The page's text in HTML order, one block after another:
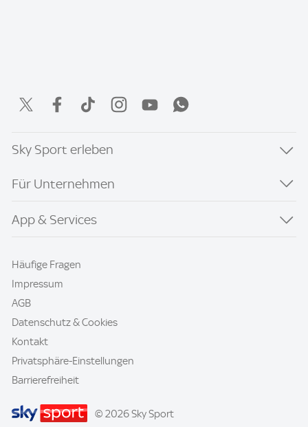
Sky Sport erleben
Für Unternehmen
App & Services
Häufige Fragen
Impressum
AGB
Datenschutz & Cookies
Kontakt
Privatsphäre-Einstellungen
Barrierefreiheit
© 2026 Sky Sport